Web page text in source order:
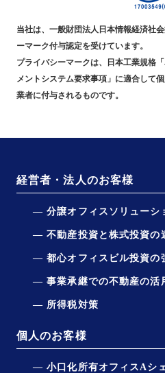
当社は、一般財団法人日本情報経済社
ーマーク付与認定を受けています。
プライバシーマークは、日本工業規格
メントシステム要求事項」に適合して
業者に付与されるものです。
経営者・法人のお客様
分譲オフィスソリューシ
不動産投資と株式投資の
都心オフィスビル投資の
事業承継での不動産の活
所得税対策
個人のお客様
小口化所有オフィスAシ